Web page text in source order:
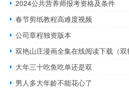
2024公共营养师报考资格及条件
春节剪纸教程高难度视频
公司章程独资版本
双艳山庄漫画全集在线阅读下载（双
大年三十吃鱼吃单还是双
男人多大年龄不能花心了